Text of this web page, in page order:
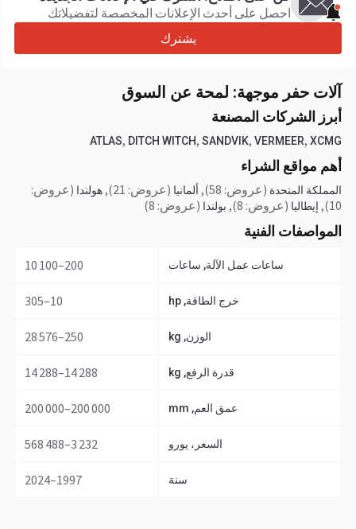
احصل على أحدث الإعلانات المخصصة لتفضيلاتك
يشترك
آلات حفر موجهة: لمحة عن السوق
أبرز الشركات المصنعة
ATLAS, DITCH WITCH, SANDVIK, VERMEER, XCMG
أهم مواقع الشراء
المملكة المتحدة (عروض: 58) , ألمانيا (عروض: 21) ,هولندا (عروض:
10)
, إيطاليا (عروض: 8) , بولندا (عروض: 8)
المواصفات الفنية
ساعات عمل الآلة, ساعات 200–10 100
خرج الطاقة, hp 10–305
الوزن, kg 250–28 576
قدرة الرفع, kg 14 288–14 288
عمق العم, mm 200 000–200 000
السعر، يورو 3 232–568 488
سنة 1997–2024